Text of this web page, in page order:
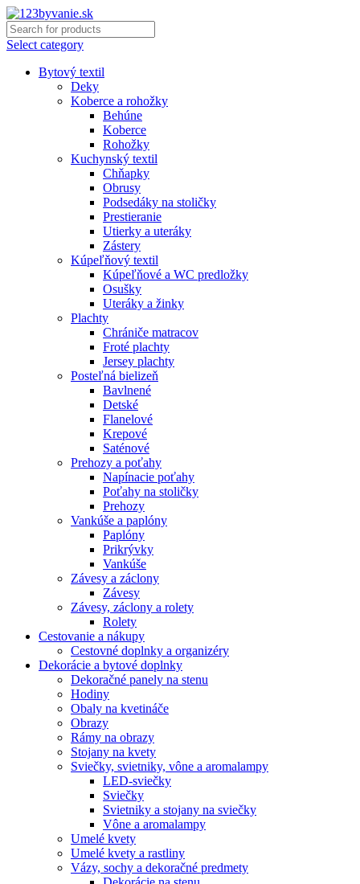
Select category
Bytový textil
Deky
Koberce a rohožky
Behúne
Koberce
Rohožky
Kuchynský textil
Chňapky
Obrusy
Podsedáky na stoličky
Prestieranie
Utierky a uteráky
Zástery
Kúpeľňový textil
Kúpeľňové a WC predložky
Osušky
Uteráky a žinky
Plachty
Chrániče matracov
Froté plachty
Jersey plachty
Posteľná bielizeň
Bavlnené
Detské
Flanelové
Krepové
Saténové
Prehozy a poťahy
Napínacie poťahy
Poťahy na stoličky
Prehozy
Vankúše a paplóny
Paplóny
Prikrývky
Vankúše
Závesy a záclony
Závesy
Závesy, záclony a rolety
Rolety
Cestovanie a nákupy
Cestovné doplnky a organizéry
Dekorácie a bytové doplnky
Dekoračné panely na stenu
Hodiny
Obaly na kvetináče
Obrazy
Rámy na obrazy
Stojany na kvety
Sviečky, svietniky, vône a aromalampy
LED-sviečky
Sviečky
Svietniky a stojany na sviečky
Vône a aromalampy
Umelé kvety
Umelé kvety a rastliny
Vázy, sochy a dekoračné predmety